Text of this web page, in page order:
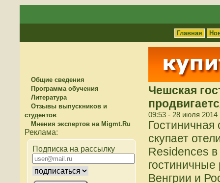
Главная
Общие сведения
Программа обучения
Литература
Отзывы выпускников и
студентов
Мнения экспертов на Migmt.Ru
Подписка на рассылку
Чешская
09:53 - 28 июля 2014
Гостиничная
скупает
Residences
Венгрии и